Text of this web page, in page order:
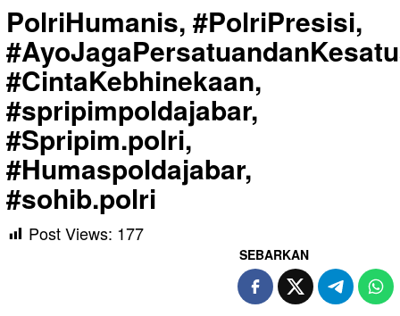
PolriHumanis, #PolriPresisi,
#CintaKebhinekaan,
#spripimpoldajabar,
#Spripim.polri,
#Humaspoldajabar,
#sohib.polri
Post Views: 177
SEBARKAN